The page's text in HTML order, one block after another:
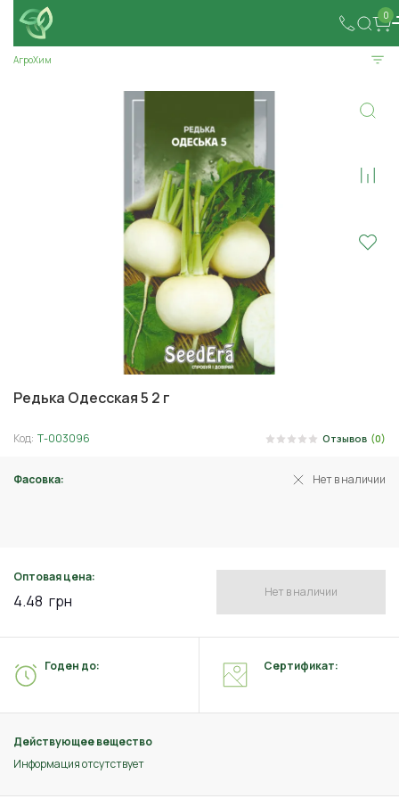
0
АгроХим
Редька Одесская 5 2 г
Код: Т-003096 Отзывов (0)
Фасовка: Нет в наличии
Оптовая цена:
4.48 грн Нет в наличии
Действующее вещество
Информация отсутствует
Годен до: Сертификат: